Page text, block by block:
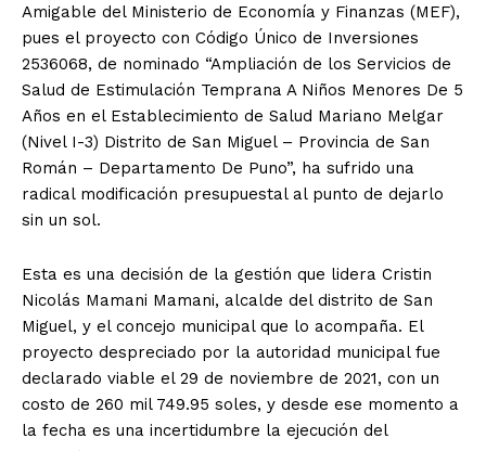
Amigable del Ministerio de Economía y Finanzas (MEF),
pues el proyecto con Código Único de Inversiones
2536068, de nominado “Ampliación de los Servicios de
Salud de Estimulación Temprana A Niños Menores De 5
Años en el Establecimiento de Salud Mariano Melgar
(Nivel I-3) Distrito de San Miguel – Provincia de San
Román – Departamento De Puno”, ha sufrido una
radical modificación presupuestal al punto de dejarlo
sin un sol.
Esta es una decisión de la gestión que lidera Cristin
Nicolás Mamani Mamani, alcalde del distrito de San
Miguel, y el concejo municipal que lo acompaña. El
proyecto despreciado por la autoridad municipal fue
declarado viable el 29 de noviembre de 2021, con un
costo de 260 mil 749.95 soles, y desde ese momento a
la fecha es una incertidumbre la ejecución del